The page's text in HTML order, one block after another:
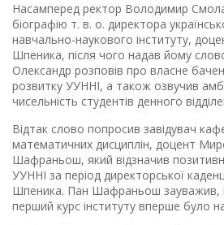
Насамперед ректор Володимир
біографію т. в. о. директора
навчально-наукового інституту,
Шпеника, після чого надав йому
Олександр розповів про власне
розвитку УУННІ, а також озвучив
чисельність студентів денного
Відтак слово попросив завідувач
математичних дисциплін, доцент
Шафраньош, який відзначив
УУННІ за період директорської
Шпеника. Пан Шафраньош зауважив,
перший курс інституту вперше було